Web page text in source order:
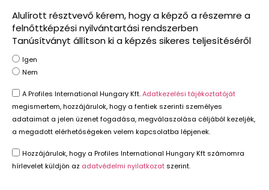
Alulírott résztvevő kérem, hogy a képző a részemre a
felnőttképzési nyilvántartási rendszerben
Tanúsítványt állítson ki a képzés sikeres teljesítéséről
Igen
Nem
A Profiles International Hungary Kft.Adatkezelési tájékoztatóját
megismertem, hozzájárulok, hogy a fentiek szerinti személyes
adataimat a jelen üzenet fogadása, megválaszolása céljából kezeljék,
a megadott elérhetőségeken velem kapcsolatba lépjenek.
Hozzájárulok, hogy a Profiles International Hungary Kft számomra
hírlevelet küldjön az adatvédelmi nyilatkozat szerint.